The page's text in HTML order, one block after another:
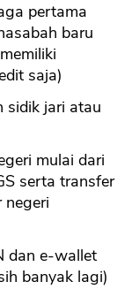
pertama
baru
saja)
sidik jari atau
mulai dari
serta transfer
negeri
dan e-wallet
banyak lagi)